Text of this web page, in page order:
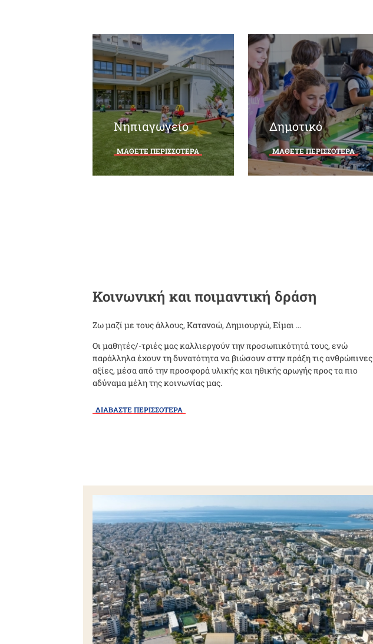
Νηπιαγωγείο
ΜΑΘΕΤΕ ΠΕΡΙΣΣΟΤΕΡΑ
Δημοτικό
ΜΑΘΕΤΕ ΠΕΡΙΣΣΟΤΕΡΑ
Κοινωνική και ποιμαντική δράση
Ζω μαζί με τους άλλους, Κατανοώ, Δημιουργώ, Είμαι …
Οι μαθητές/-τριές μας καλλιεργούν την προσωπικότητά τους, ενώ
παράλληλα έχουν τη δυνατότητα να βιώσουν στην πράξη τις ανθρώπινες
αξίες, μέσα από την προσφορά υλικής και ηθικής αρωγής προς τα πιο
αδύναμα μέλη της κοινωνίας μας.
ΔΙΑΒΑΣΤΕ ΠΕΡΙΣΣΟΤΕΡΑ